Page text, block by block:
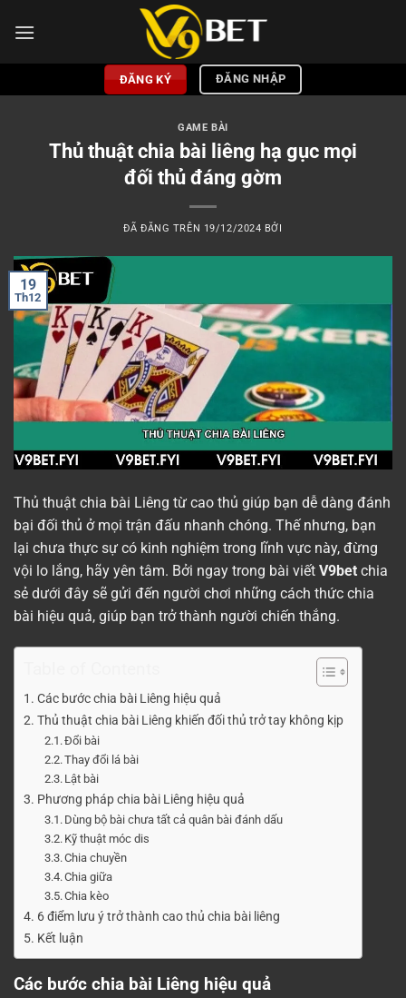
đến
ĐĂNG KÝ ĐĂNG NHẬP
GAME BÀI
Thủ thuật chia bài liêng hạ gục mọi
đối thủ đáng gờm
ĐÃ ĐĂNG TRÊN 19/12/2024 BỞI
19
Th12
Thủ thuật chia bài Liêng từ cao thủ giúp bạn dễ dàng đánh
bại đối thủ ở mọi trận đấu nhanh chóng. Thế nhưng, bạn
lại chưa thực sự có kinh nghiệm trong lĩnh vực này, đừng
vội lo lắng, hãy yên tâm. Bởi ngay trong bài viết V9bet chia
sẻ dưới đây sẽ gửi đến người chơi những cách thức chia
bài hiệu quả, giúp bạn trở thành người chiến thắng.
Các bước chia bài Liêng hiệu quả
Thủ thuật chia bài Liêng khiến đối thủ trở tay không kịp
Đổi bài
Thay đổi lá bài
Lật bài
Phương pháp chia bài Liêng hiệu quả
Dùng bộ bài chưa tất cả quân bài đánh dấu
Kỹ thuật móc dis
Chia chuyền
Chia giữa
Chia kèo
6 điểm lưu ý trở thành cao thủ chia bài liêng
Kết luận
Các bước chia bài Liêng hiệu quả